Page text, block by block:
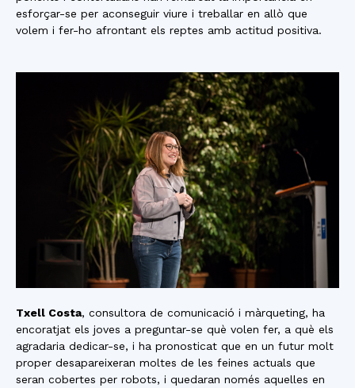
esforçar-se per aconseguir viure i treballar en allò que
volem i fer-ho afrontant els reptes amb actitud positiva.
Txell Costa, consultora de comunicació i màrqueting, ha
encoratjat els joves a preguntar-se què volen fer, a què els
agradaria dedicar-se, i ha pronosticat que en un futur molt
proper desapareixeran moltes de les feines actuals que
seran cobertes per robots, i quedaran només aquelles en